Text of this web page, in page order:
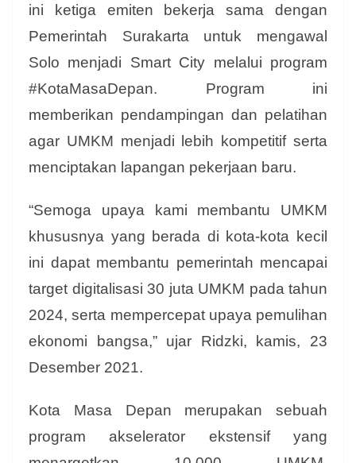
ini ketiga emiten bekerja sama dengan
Pemerintah Surakarta untuk mengawal
Solo menjadi Smart City melalui program
#KotaMasaDepan. Program ini
memberikan pendampingan dan pelatihan
agar UMKM menjadi lebih kompetitif serta
menciptakan lapangan pekerjaan baru.
“Semoga upaya kami membantu UMKM
khususnya yang berada di kota-kota kecil
ini dapat membantu pemerintah mencapai
target digitalisasi 30 juta UMKM pada tahun
2024, serta mempercepat upaya pemulihan
ekonomi bangsa,” ujar Ridzki, kamis, 23
Desember 2021.
Kota Masa Depan merupakan sebuah
program akselerator ekstensif yang